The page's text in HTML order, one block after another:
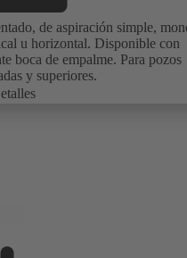
de aspiración simple,
u horizontal. Disponible con
boca de empalme. Para pozos
y superiores.